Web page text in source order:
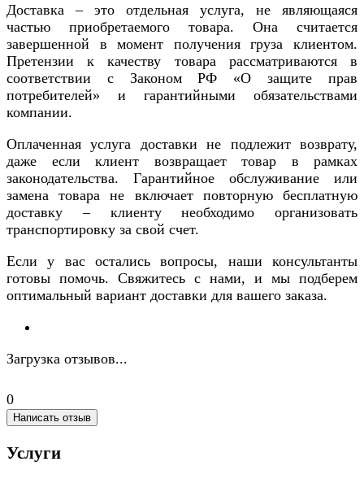
Доставка – это отдельная услуга, не являющаяся
частью приобретаемого товара. Она считается
завершенной в момент получения груза клиентом.
Претензии к качеству товара рассматриваются в
соответствии с Законом РФ «О защите прав
потребителей» и гарантийными обязательствами
компании.
Оплаченная услуга доставки не подлежит возврату,
даже если клиент возвращает товар в рамках
законодательства. Гарантийное обслуживание или
замена товара не включает повторную бесплатную
доставку – клиенту необходимо организовать
транспортировку за свой счет.
Если у вас остались вопросы, наши консультанты
готовы помочь. Свяжитесь с нами, и мы подберем
оптимальный вариант доставки для вашего заказа.
Загрузка отзывов...
0
Написать отзыв
Услуги